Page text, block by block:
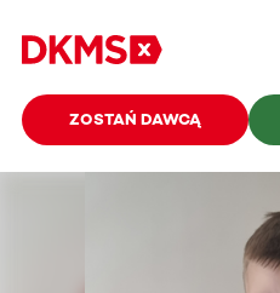
ZOSTAŃ DAWCĄ